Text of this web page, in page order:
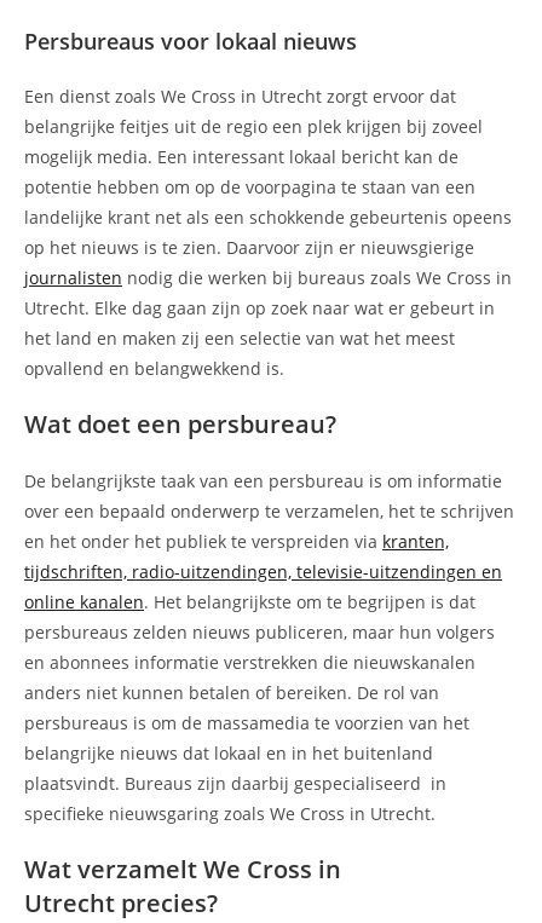
Persbureaus voor lokaal nieuws
Een dienst zoals We Cross in Utrecht zorgt ervoor dat
belangrijke feitjes uit de regio een plek krijgen bij zoveel
mogelijk media. Een interessant lokaal bericht kan de
potentie hebben om op de voorpagina te staan van een
landelijke krant net als een schokkende gebeurtenis opeens
op het nieuws is te zien. Daarvoor zijn er nieuwsgierige
journalisten nodig die werken bij bureaus zoals We Cross in
Utrecht. Elke dag gaan zijn op zoek naar wat er gebeurt in
het land en maken zij een selectie van wat het meest
opvallend en belangwekkend is.
Wat doet een persbureau?
De belangrijkste taak van een persbureau is om informatie
over een bepaald onderwerp te verzamelen, het te schrijven
en het onder het publiek te verspreiden via kranten,
tijdschriften, radio-uitzendingen, televisie-uitzendingen en
online kanalen. Het belangrijkste om te begrijpen is dat
persbureaus zelden nieuws publiceren, maar hun volgers
en abonnees informatie verstrekken die nieuwskanalen
anders niet kunnen betalen of bereiken. De rol van
persbureaus is om de massamedia te voorzien van het
belangrijke nieuws dat lokaal en in het buitenland
plaatsvindt. Bureaus zijn daarbij gespecialiseerd in
specifieke nieuwsgaring zoals We Cross in Utrecht.
Wat verzamelt We Cross in
Utrecht precies?